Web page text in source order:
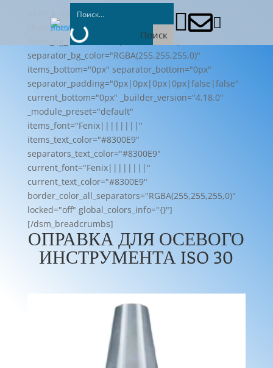
Поиск 
[dsm_breadcrumbs home_text="Пневмолюкс"
show_home_icon="off"
items_bg_color="RGBA(255,255,255,0)"
separator_bg_color="RGBA(255,255,255,0)"
items_bottom="0px" separator_bottom="0px"
separator_padding="0px|0px|0px|0px|false|false"
current_bottom="0px" _builder_version="4.18.0"
_module_preset="default"
items_font="Fenix||||||||"
items_text_color="#8300E9"
separators_text_color="#8300E9"
current_font="Fenix||||||||"
current_text_color="#8300E9"
border_color_all_separators="RGBA(255,255,255,0)"
locked="off" global_colors_info="{}"]
[/dsm_breadcrumbs]
ОПРАВКА ДЛЯ ОСЕВОГО
ИНСТРУМЕНТА ISO 30